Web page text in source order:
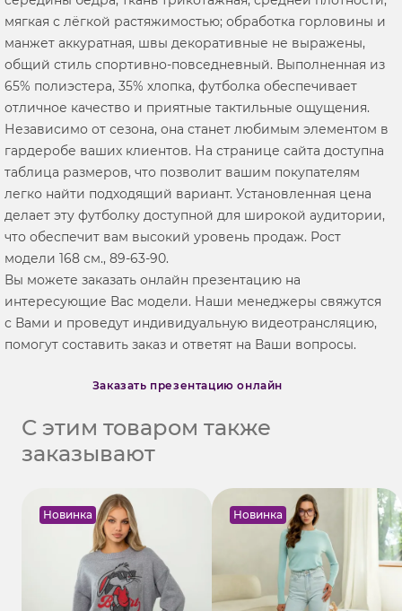
мягкая с лёгкой растяжимостью; обработка горловины и
манжет аккуратная, швы декоративные не выражены,
общий стиль спортивно-повседневный. Выполненная из
65% полиэстера, 35% хлопка, футболка обеспечивает
отличное качество и приятные тактильные ощущения.
Независимо от сезона, она станет любимым элементом в
гардеробе ваших клиентов. На странице сайта доступна
таблица размеров, что позволит вашим покупателям
легко найти подходящий вариант. Установленная цена
делает эту футболку доступной для широкой аудитории,
что обеспечит вам высокий уровень продаж. Рост
модели 168 см., 89-63-90.
Вы можете заказать онлайн презентацию на
интересующие Вас модели. Наши менеджеры свяжутся
с Вами и проведут индивидуальную видеотрансляцию,
помогут составить заказ и ответят на Ваши вопросы.
Заказать презентацию онлайн
С этим товаром также
заказывают
Новинка Новинка